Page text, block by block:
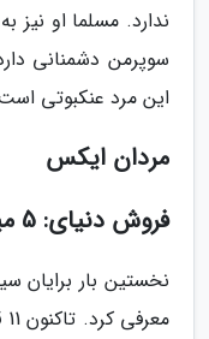
ندارد. مسلما او نیز
سوپرمن دشمنانی
این مرد عنکبوتی
مردان ایکس
فروش دنیای: 5 میلیارد و 16 میلیون دلار
نخستین بار برایان